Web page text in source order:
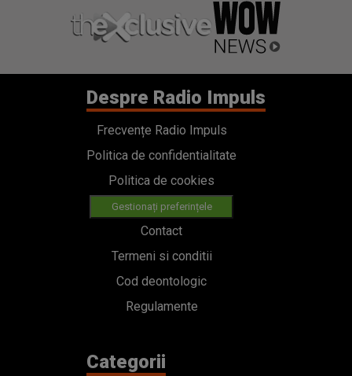
Despre Radio Impuls
Frecvențe Radio Impuls
Politica de confidentialitate
Politica de cookies
Gestionați preferințele
Contact
Termeni si conditii
Cod deontologic
Regulamente
Categorii